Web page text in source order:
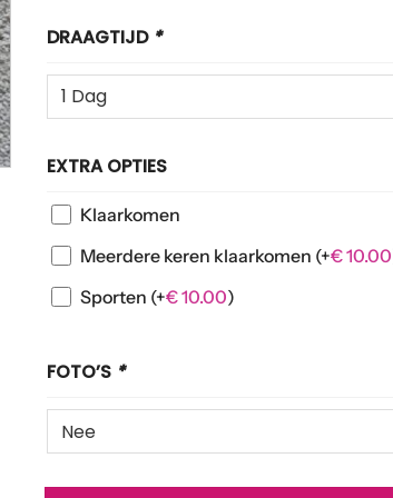
DRAAGTIJD *
EXTRA OPTIES
Klaarkomen
Meerdere keren klaarkomen (+€10.00
Sporten (+€10.00)
FOTO’S *